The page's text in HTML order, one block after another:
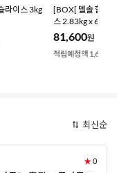
라이스 3kg
[BOX[ 델솔 할라
스 2.83kg x 6개
81,600원
적립예정액 1,630원
최신순
★0